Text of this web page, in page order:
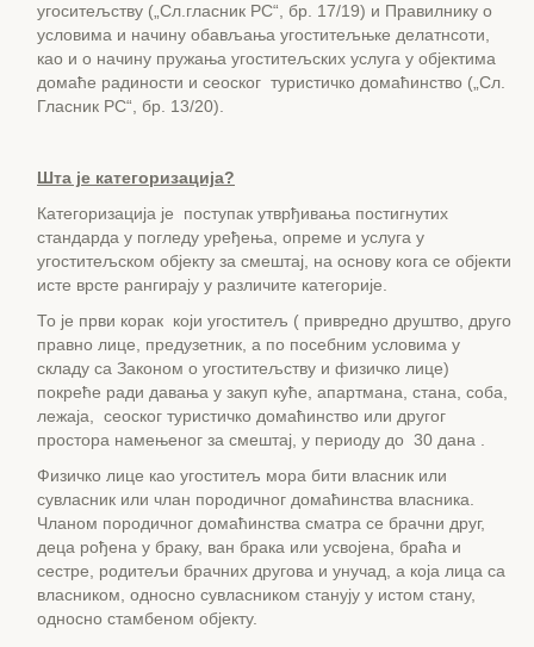
угоситељству („Сл.гласник РС“, бр. 17/19) и Правилнику о
условима и начину обављања угоститељњке делатнсоти,
као и о начину пружања угоститељских услуга у објектима
домаће радиности и сеоског туристичко домаћинство („Сл.
Гласник РС“, бр. 13/20).
Шта је категоризација?
Категоризација је поступак утврђивања постигнутих
стандарда у погледу уређења, опреме и услуга у
угоститељском објекту за смештај, на основу кога се објекти
исте врсте рангирају у различите категорије.
То је први корак који угоститељ ( привредно друштво, друго
правно лице, предузетник, а по посебним условима у
складу са Законом о угоститељству и физичко лице)
покреће ради давања у закуп куће, апартмана, стана, соба,
лежаја, сеоског туристичко домаћинство или другог
простора намењеног за смештај, у периоду до 30 дана .
Физичко лице као угоститељ мора бити власник или
сувласник или члан породичног домаћинства власника.
Чланом породичног домаћинства сматра се брачни друг,
деца рођена у браку, ван брака или усвојена, браћа и
сестре, родитељи брачних другова и унучад, а која лица са
власником, односно сувласником станују у истом стану,
односно стамбеном објекту.